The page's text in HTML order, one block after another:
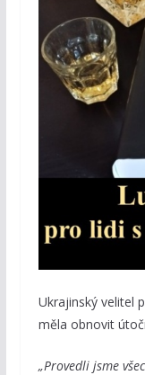
Ukrajinský velitel
měla obnovit
„Provedli jsme